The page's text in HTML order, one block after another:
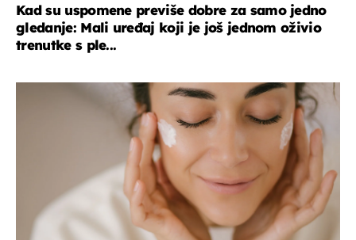
Kad su uspomene previše dobre za samo jedno
gledanje: Mali uređaj koji je još jednom oživio
trenutke s ple...
moda & ljepota